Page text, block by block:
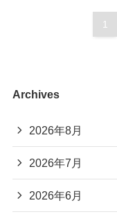
1
Archives
2026年8月
2026年7月
2026年6月